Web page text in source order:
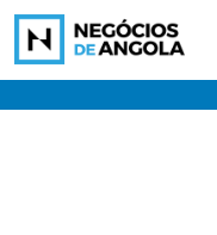
Skip
content